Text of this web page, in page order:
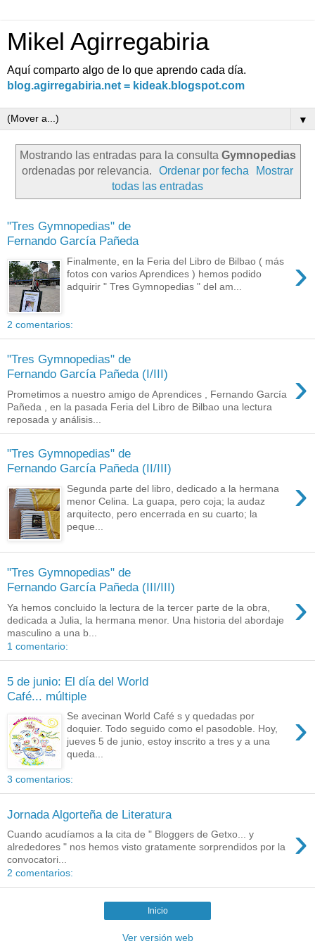
Mikel Agirregabiria
Aquí comparto algo de lo que aprendo cada día.
blog.agirregabiria.net = kideak.blogspot.com
▼
Mostrando las entradas para la consulta Gymnopedias
ordenadas por relevancia.
Ordenar por fecha
Mostrar
todas las entradas
"Tres Gymnopedias" de
Fernando García Pañeda
›
Finalmente, en la Feria del Libro de Bilbao ( más
fotos con varios Aprendices ) hemos podido
adquirir " Tres Gymnopedias " del am...
2 comentarios:
"Tres Gymnopedias" de
Fernando García Pañeda (I/III)
›
Prometimos a nuestro amigo de Aprendices , Fernando García
Pañeda , en la pasada Feria del Libro de Bilbao una lectura
reposada y análisis...
"Tres Gymnopedias" de
Fernando García Pañeda (II/III)
›
Segunda parte del libro, dedicado a la hermana
menor Celina. La guapa, pero coja; la audaz
arquitecto, pero encerrada en su cuarto; la
peque...
"Tres Gymnopedias" de
Fernando García Pañeda (III/III)
›
Ya hemos concluido la lectura de la tercer parte de la obra,
dedicada a Julia, la hermana menor. Una historia del abordaje
masculino a una b...
1 comentario:
5 de junio: El día del World
Café... múltiple
›
Se avecinan World Café s y quedadas por
doquier. Todo seguido como el pasodoble. Hoy,
jueves 5 de junio, estoy inscrito a tres y a una
queda...
3 comentarios:
Jornada Algorteña de Literatura
›
Cuando acudíamos a la cita de " Bloggers de Getxo... y
alrededores " nos hemos visto gratamente sorprendidos por la
convocatori...
2 comentarios:
Inicio
Ver versión web